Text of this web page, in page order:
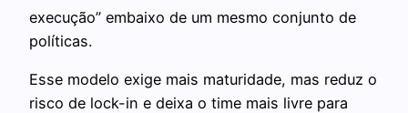
execução” embaixo de um mesmo conjunto de
políticas.
Esse modelo exige mais maturidade, mas reduz o
risco de lock-in e deixa o time mais livre para